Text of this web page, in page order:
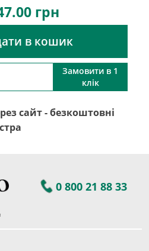
грн
в кошик
Замовити в 1
клік
сайт - безкоштовні
0 800 21 88 33